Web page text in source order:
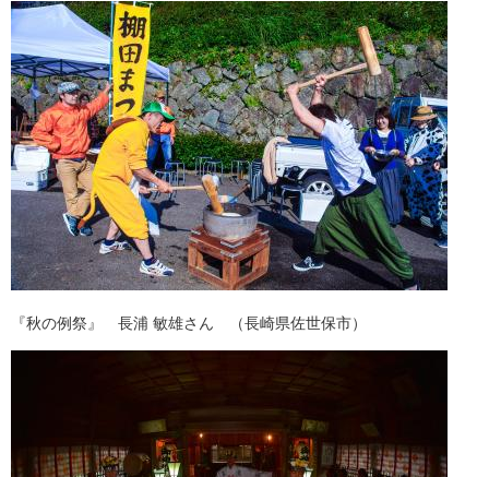
『秋の例祭』 長浦 敏雄さん （長崎県佐世保市）